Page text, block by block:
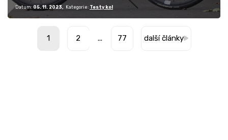
Datum: 05. 11. 2023 Kategorie: Testy kol
1 2 ... 77 další články